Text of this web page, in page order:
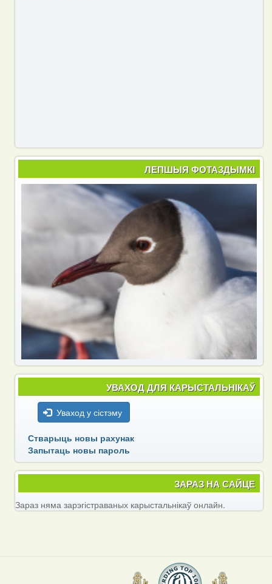
ЛЕПШЫЯ ФОТАЗДЫМКІ
УВАХОД ДЛЯ КАРЫСТАЛЬНІКАЎ
Уваход у сістэму
Стварыць новы рахунак
Запытаць новы пароль
ЗАРАЗ НА САЙЦЕ
Зараз няма зарэгістраваных карыстальнікаў онлайн.